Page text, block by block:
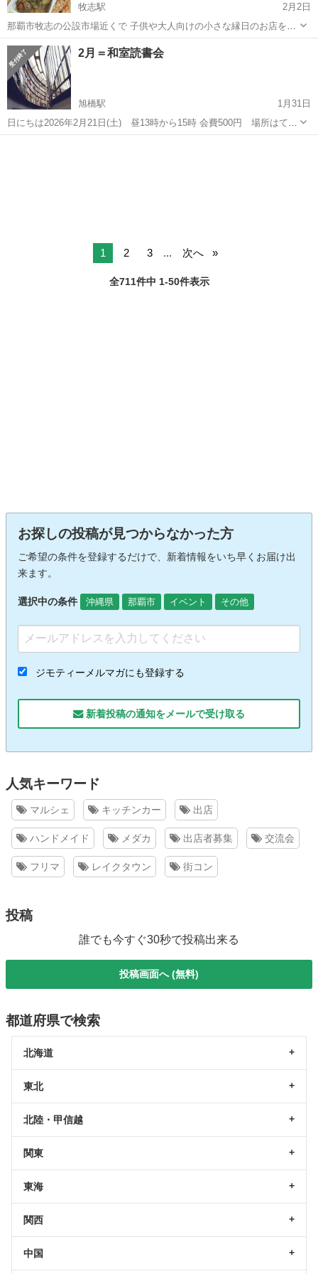
牧志駅
2月2日
那覇市牧志の公設市場近くで 子供や大人向けの小さな縁日のお店をし
ています(^^) そこで【委託販売したい商品】を募集します！ 自分の店
を持ちたいけど不安… 資金がない…自分の商品が売れるか試した
い！！ そんな方の商品をお預...
沖縄 那覇市 牧志駅 その他
2月＝和室読書会
旭橋駅
1月31日
日にちは2026年2月21日(土) 昼13時から15時 会費500円 場所はてぃ
るる3階和室です。 今年13年目の読書会です。 本が好きな人や本に関
1 2 3 ... 次へ
全711件中 1-50件表示
お探しの投稿が見つからなかった方
ご希望の条件を登録するだけで、新着情報をいち早くお届け出
来ます。
選択中の条件 沖縄県 那覇市 イベント その他
ジモティーメルマガにも登録する
新着投稿の通知をメールで受け取る
人気キーワード
マルシェ キッチンカー 出店
ハンドメイド メダカ 出店者募集 交流会
フリマ レイクタウン 街コン
投稿
誰でも今すぐ30秒で投稿出来る
投稿画面へ (無料)
都道府県で検索
北海道
東北
北陸・甲信越
関東
東海
関西
中国